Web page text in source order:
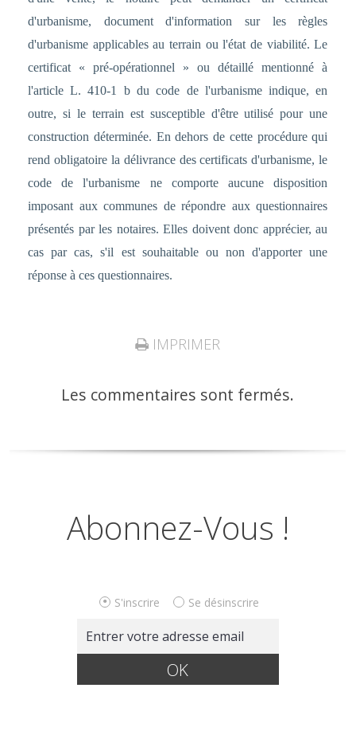
d'urbanisme, document d'information sur les règles
d'urbanisme applicables au terrain ou l'état de viabilité. Le
certificat « pré-opérationnel » ou détaillé mentionné à
l'article L. 410-1 b du code de l'urbanisme indique, en
outre, si le terrain est susceptible d'être utilisé pour une
construction déterminée. En dehors de cette procédure qui
rend obligatoire la délivrance des certificats d'urbanisme, le
code de l'urbanisme ne comporte aucune disposition
imposant aux communes de répondre aux questionnaires
présentés par les notaires. Elles doivent donc apprécier, au
cas par cas, s'il est souhaitable ou non d'apporter une
réponse à ces questionnaires.
IMPRIMER
Les commentaires sont fermés.
Abonnez-Vous !
S'inscrire Se désinscrire